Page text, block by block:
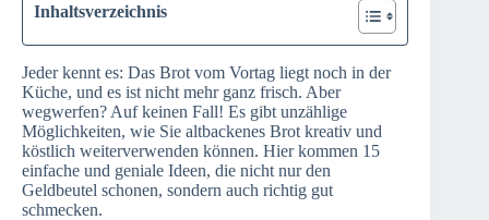
Inhaltsverzeichnis
Jeder kennt es: Das Brot vom Vortag liegt noch in der
Küche, und es ist nicht mehr ganz frisch. Aber
wegwerfen? Auf keinen Fall! Es gibt unzählige
Möglichkeiten, wie Sie altbackenes Brot kreativ und
köstlich weiterverwenden können. Hier kommen 15
einfache und geniale Ideen, die nicht nur den
Geldbeutel schonen, sondern auch richtig gut
schmecken.